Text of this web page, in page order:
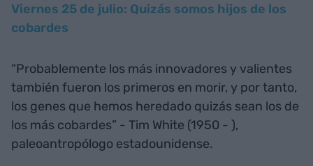
Viernes 25 de julio: Quizás somos hijos de los
cobardes
“Probablemente los más innovadores y valientes
también fueron los primeros en morir, y por tanto,
los genes que hemos heredado quizás sean los de
los más cobardes” - Tim White (1950 - ),
paleoantropólogo estadounidense.